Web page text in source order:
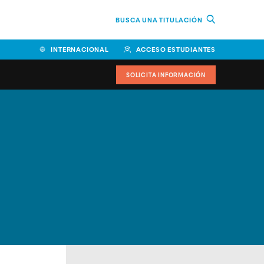
BUSCA UNA TITULACIÓN
INTERNACIONAL ACCESO ESTUDIANTES
SOLICITA INFORMACIÓN